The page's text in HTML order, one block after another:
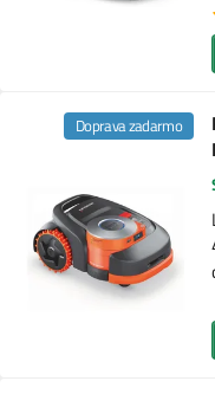
Doprava zadarmo